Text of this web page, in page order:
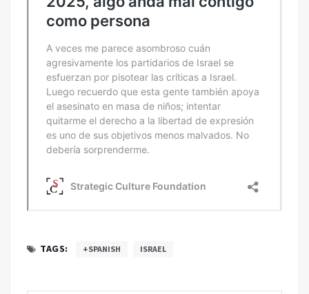
TAGS: +SPANISH ISRAEL